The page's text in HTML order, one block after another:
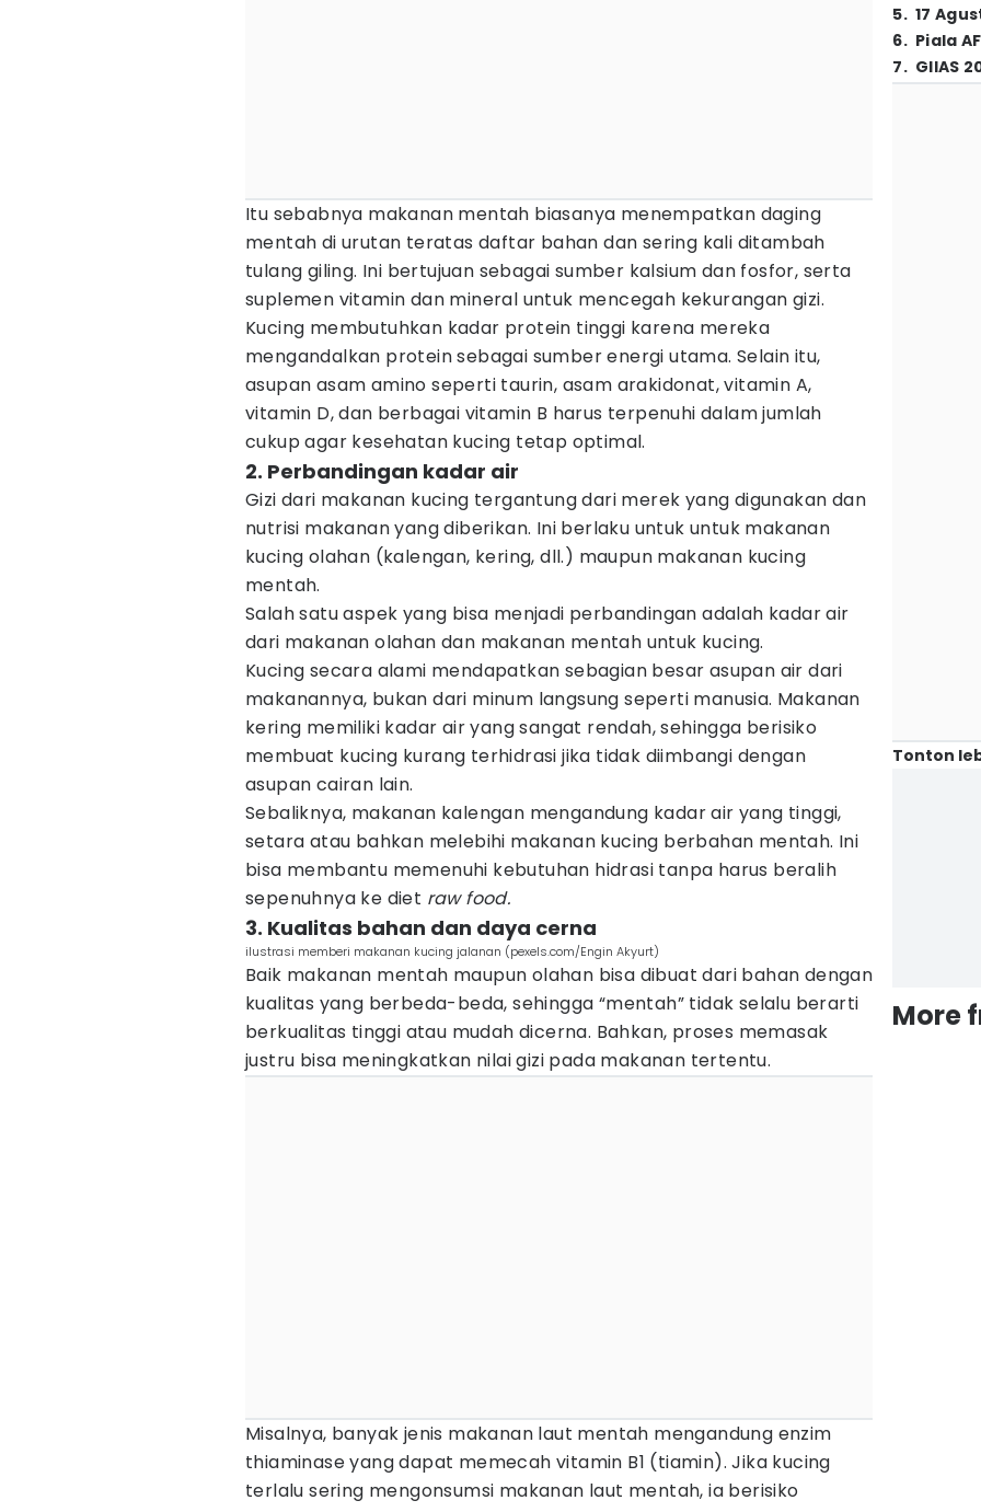
Itu sebabnya makanan mentah biasanya menempatkan daging
mentah di urutan teratas daftar bahan dan sering kali ditambah
tulang giling. Ini bertujuan sebagai sumber kalsium dan fosfor, serta
suplemen vitamin dan mineral untuk mencegah kekurangan gizi.
Kucing membutuhkan kadar protein tinggi karena mereka
mengandalkan protein sebagai sumber energi utama. Selain itu,
asupan asam amino seperti taurin, asam arakidonat, vitamin A,
vitamin D, dan berbagai vitamin B harus terpenuhi dalam jumlah
cukup agar kesehatan kucing tetap optimal.
2. Perbandingan kadar air
Gizi dari makanan kucing tergantung dari merek yang digunakan dan
nutrisi makanan yang diberikan. Ini berlaku untuk untuk makanan
kucing olahan (kalengan, kering, dll.) maupun makanan kucing
mentah.
Salah satu aspek yang bisa menjadi perbandingan adalah kadar air
dari makanan olahan dan makanan mentah untuk kucing.
Kucing secara alami mendapatkan sebagian besar asupan air dari
makanannya, bukan dari minum langsung seperti manusia. Makanan
kering memiliki kadar air yang sangat rendah, sehingga berisiko
membuat kucing kurang terhidrasi jika tidak diimbangi dengan
asupan cairan lain.
Sebaliknya, makanan kalengan mengandung kadar air yang tinggi,
setara atau bahkan melebihi makanan kucing berbahan mentah. Ini
bisa membantu memenuhi kebutuhan hidrasi tanpa harus beralih
sepenuhnya ke diet raw food.
3. Kualitas bahan dan daya cerna
ilustrasi memberi makanan kucing jalanan (pexels.com/Engin Akyurt)
Baik makanan mentah maupun olahan bisa dibuat dari bahan dengan
kualitas yang berbeda-beda, sehingga “mentah” tidak selalu berarti
berkualitas tinggi atau mudah dicerna. Bahkan, proses memasak
justru bisa meningkatkan nilai gizi pada makanan tertentu.
Misalnya, banyak jenis makanan laut mentah mengandung enzim
thiaminase yang dapat memecah vitamin B1 (tiamin). Jika kucing
terlalu sering mengonsumsi makanan laut mentah, ia berisiko
5. 17
6. Piala
7. GIIAS
Tonton
More